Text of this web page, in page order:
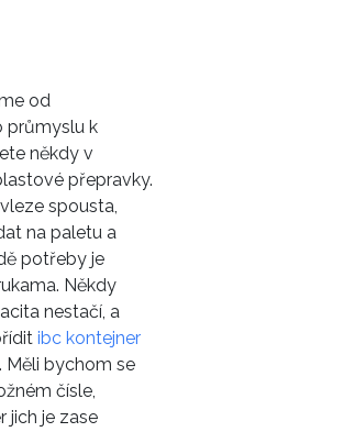
od
průmyslu k
někdy v
přepravky.
spousta,
na paletu a
potřeby je
Někdy
nestačí, a
ibc kontejner
. Měli bychom se
čísle,
jich je zase